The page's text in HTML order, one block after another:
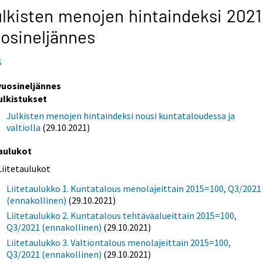
menojen hintaindeksi
Julkisten menojen hintaindeksi nousi kuntataloudessa ja
valtiolla (29.10.2021)
Liitetaulukko 1. Kuntatalous menolajeittain 2015=100, Q3/2021
(ennakollinen) (29.10.2021)
Liitetaulukko 2. Kuntatalous tehtäväalueittain 2015=100,
Q3/2021 (ennakollinen) (29.10.2021)
Liitetaulukko 3. Valtiontalous menolajeittain 2015=100,
Q3/2021 (ennakollinen) (29.10.2021)